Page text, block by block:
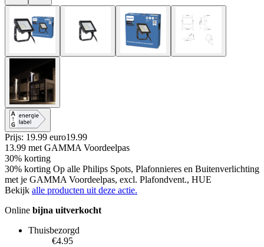
Prijs: 19.99 euro19.99
13.99 met GAMMA Voordeelpas
30% korting
30% korting Op alle Philips Spots, Plafonnieres en Buitenverlichting
met je GAMMA Voordeelpas, excl. Plafondvent., HUE
Bekijk alle producten uit deze actie.
Online bijna uitverkocht
Thuisbezorgd
€4.95